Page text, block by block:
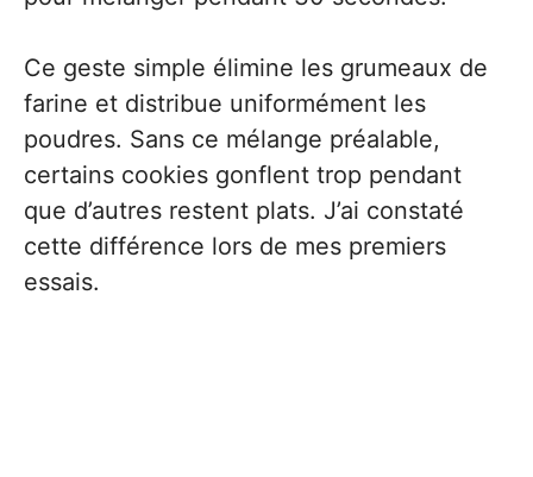
Ce geste simple élimine les grumeaux de
farine et distribue uniformément les
poudres. Sans ce mélange préalable,
certains cookies gonflent trop pendant
que d’autres restent plats. J’ai constaté
cette différence lors de mes premiers
essais.